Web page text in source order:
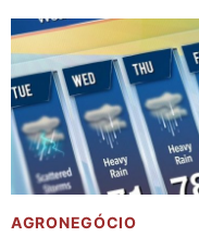
AGRONEGÓCIO